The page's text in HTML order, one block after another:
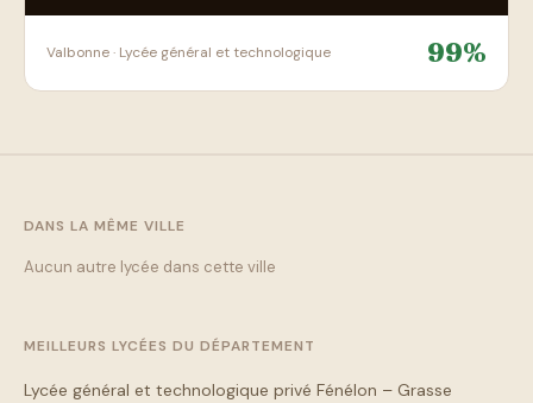
Valbonne · Lycée général et technologique 99%
DANS LA MÊME VILLE
Aucun autre lycée dans cette ville
MEILLEURS LYCÉES DU DÉPARTEMENT
Lycée général et technologique privé Fénélon – Grasse